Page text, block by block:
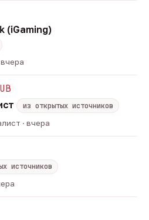
(iGaming)
из открытых источников
· вчера
источников